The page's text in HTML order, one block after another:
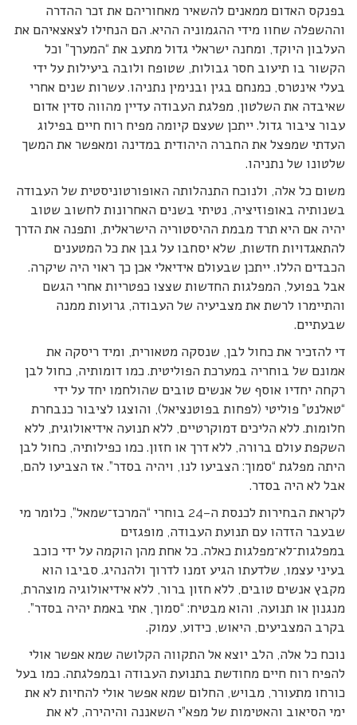
בפנקס האדום ממאנים להשאיר מאחוריהם את זכר ההדרה
וההשפלה שחוו מידי ההגמוניה ההיא. הם הנחילו לצאצאיהם את
העלבון היוקד, ומחנה ישראלי גדול מתעב את “המערך” וכל
הקשור בו תיעוב חסר גבולות, שטופח ולובה ביעילות על ידי
בעלי אינטרס, כמנחם בגין ובנימין נתניהו. עשרות שנים אחרי
שאיבדה את השלטון, מפלגת העבודה עדיין מהווה סדין אדום
עבור ציבור גדול. ייתכן שעצם קיומה מפיח רוח חיים בפילוג
העדתי שמפצל את החברה היהודית במדינה ומאפשר את המשך
שלטונו של נתניהו.
משום כל אלה, ולנוכח התנהלותה האופורטוניסטית של העבודה
בשנותיה באופוזיציה, נטיתי בשנים האחרונות לחשוב שטוב
יהיה אם היא תרד מבמת ההיסטוריה הישראלית, ותפנה את הדרך
להתאגדויות חדשות, שלא יסחבו על גבן את כל המטענים
הכבדים הללו. ייתכן שבעולם אידיאלי אכן כך ראוי היה שיקרה.
אבל בפועל, המפלגות החדשות שצצו כפטריות אחרי הגשם
והתיימרו לרשת את מצביעיה של העבודה, גרועות ממנה
שבעתיים.
די להזכיר את כחול לבן, שנסקה מטאורית, ומיד ריסקה את
אמונם של בוחריה במערכת הפוליטית. כמו דומותיה, כחול לבן
רקחה יחדיו אוסף של אנשים טובים שהולחמו יחד על ידי
“טאלנט” פוליטי (לפחות בפוטנציאל), והוצגו לציבור כנבחרת
חלומות. ללא הליכים דמוקרטיים, ללא תנועה אידיאולוגית, ללא
השקפת עולם ברורה, ללא דרך או חזון. כמו כפילותיה, כחול לבן
היתה מפלגת “סמוך: הצביעו לנו, ויהיה בסדר”. אז הצביעו להם,
אבל לא היה בסדר.
לקראת הבחירות לכנסת ה–24 בוחרי “המרכז־שמאל”, כלומר מי
שבעבר הזדהו עם תנועת העבודה, מופגזים
במפלגות־לא־מפלגות כאלה. כל אחת מהן הוקמה על ידי כוכב
בעיני עצמו, שלדעתו הגיע זמנו לדרוך ולהנהיג. סביבו הוא
מקבץ אנשים טובים, ללא חזון ברור, ללא אידיאולוגיה מוצהרת,
מנגנון או תנועה, והוא מבטיח: “סמוך, אתי באמת יהיה בסדר”.
בקרב המצביעים, היאוש, כידוע, עמוק.
נוכח כל אלה, הלב יוצא אל התקווה הקלושה שמא אפשר אולי
להפיח רוח חיים מחודשת בתנועת העבודה ובמפלגתה. כמו בעל
כורחו מתעורר, מבויש, החלום שמא אפשר אולי להחיות לא את
ימי הסיאוב והאטימות של מפא”י השאננה והיהירה, לא את